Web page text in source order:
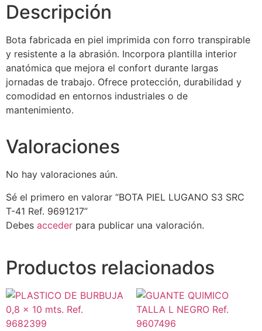
Descripción
Bota fabricada en piel imprimida con forro transpirable
y resistente a la abrasión. Incorpora plantilla interior
anatómica que mejora el confort durante largas
jornadas de trabajo. Ofrece protección, durabilidad y
comodidad en entornos industriales o de
mantenimiento.
Valoraciones
No hay valoraciones aún.
Sé el primero en valorar “BOTA PIEL LUGANO S3 SRC
T-41 Ref. 9691217”
Debes acceder para publicar una valoración.
Productos relacionados